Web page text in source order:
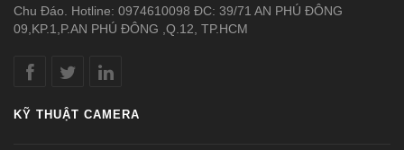
Chu Đáo. Hotline: 0974610098 ĐC: 39/71 AN PHÚ ĐÔNG
09,KP.1,P.AN PHÚ ĐÔNG ,Q.12, TP.HCM
KỸ THUẬT CAMERA